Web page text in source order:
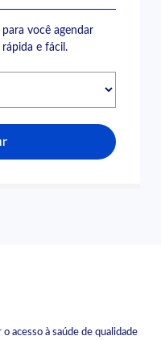
para você agendar
e fácil.
acesso à saúde de qualidade